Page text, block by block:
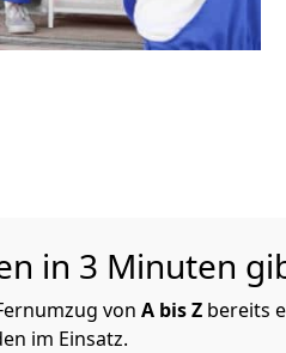
in 3 Minuten
von A bis Z bereits
im Einsatz.